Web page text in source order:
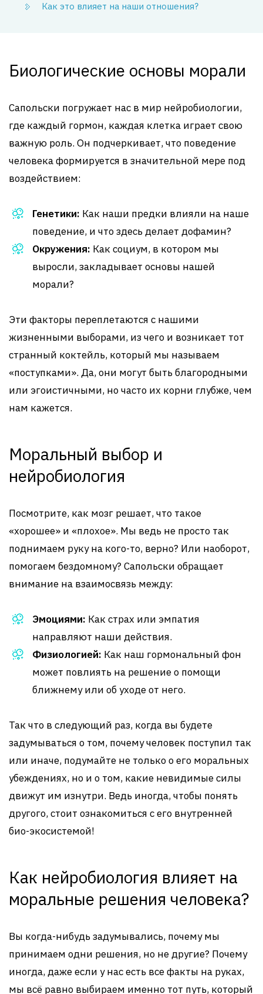
Как это влияет на наши отношения?
Биологические основы морали
Сапольски погружает нас в мир нейробиологии,
где каждый гормон, каждая клетка играет свою
важную роль. Он подчеркивает, что поведение
человека формируется в значительной мере под
воздействием:
Генетики: Как наши предки влияли на наше
поведение, и что здесь делает дофамин?
Окружения: Как социум, в котором мы
выросли, закладывает основы нашей
морали?
Эти факторы переплетаются с нашими
жизненными выборами, из чего и возникает тот
странный коктейль, который мы называем
«поступками». Да, они могут быть благородными
или эгоистичными, но часто их корни глубже, чем
нам кажется.
Моральный выбор и
нейробиология
Посмотрите, как мозг решает, что такое
«хорошее» и «плохое». Мы ведь не просто так
поднимаем руку на кого-то, верно? Или наоборот,
помогаем бездомному? Сапольски обращает
внимание на взаимосвязь между:
Эмоциями: Как страх или эмпатия
направляют наши действия.
Физиологией: Как наш гормональный фон
может повлиять на решение о помощи
ближнему или об уходе от него.
Так что в следующий раз, когда вы будете
задумываться о том, почему человек поступил так
или иначе, подумайте не только о его моральных
убеждениях, но и о том, какие невидимые силы
движут им изнутри. Ведь иногда, чтобы понять
другого, стоит ознакомиться с его внутренней
био-экосистемой!
Как нейробиология влияет на
моральные решения человека?
Вы когда-нибудь задумывались, почему мы
принимаем одни решения, но не другие? Почему
иногда, даже если у нас есть все факты на руках,
мы всё равно выбираем именно тот путь, который